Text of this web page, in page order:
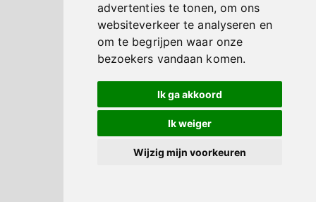
advertenties te tonen, om ons
websiteverkeer te analyseren en
om te begrijpen waar onze
bezoekers vandaan komen.
Ik ga akkoord
Ik weiger
Wijzig mijn voorkeuren